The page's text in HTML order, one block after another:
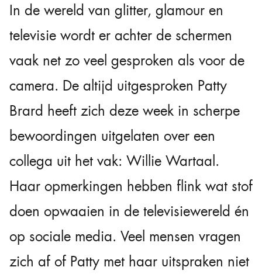
In de wereld van glitter, glamour en
televisie wordt er achter de schermen
vaak net zo veel gesproken als voor de
camera. De altijd uitgesproken Patty
Brard heeft zich deze week in scherpe
bewoordingen uitgelaten over een
collega uit het vak: Willie Wartaal.
Haar opmerkingen hebben flink wat stof
doen opwaaien in de televisiewereld én
op sociale media. Veel mensen vragen
zich af of Patty met haar uitspraken niet